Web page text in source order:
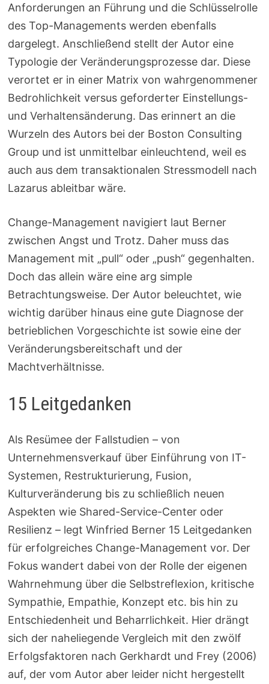
Anforderungen an Führung und die Schlüsselrolle
des Top-Managements werden ebenfalls
dargelegt. Anschließend stellt der Autor eine
Typologie der Veränderungsprozesse dar. Diese
verortet er in einer Matrix von wahrgenommener
Bedrohlichkeit versus geforderter Einstellungs-
und Verhaltensänderung. Das erinnert an die
Wurzeln des Autors bei der Boston Consulting
Group und ist unmittelbar einleuchtend, weil es
auch aus dem transaktionalen Stressmodell nach
Lazarus ableitbar wäre.
Change-Management navigiert laut Berner
zwischen Angst und Trotz. Daher muss das
Management mit „pull“ oder „push“ gegenhalten.
Doch das allein wäre eine arg simple
Betrachtungsweise. Der Autor beleuchtet, wie
wichtig darüber hinaus eine gute Diagnose der
betrieblichen Vorgeschichte ist sowie eine der
Veränderungsbereitschaft und der
Machtverhältnisse.
15 Leitgedanken
Als Resümee der Fallstudien – von
Unternehmensverkauf über Einführung von IT-
Systemen, Restrukturierung, Fusion,
Kulturveränderung bis zu schließlich neuen
Aspekten wie Shared-Service-Center oder
Resilienz – legt Winfried Berner 15 Leitgedanken
für erfolgreiches Change-Management vor. Der
Fokus wandert dabei von der Rolle der eigenen
Wahrnehmung über die Selbstreflexion, kritische
Sympathie, Empathie, Konzept etc. bis hin zu
Entschiedenheit und Beharrlichkeit. Hier drängt
sich der naheliegende Vergleich mit den zwölf
Erfolgsfaktoren nach Gerkhardt und Frey (2006)
auf, der vom Autor aber leider nicht hergestellt